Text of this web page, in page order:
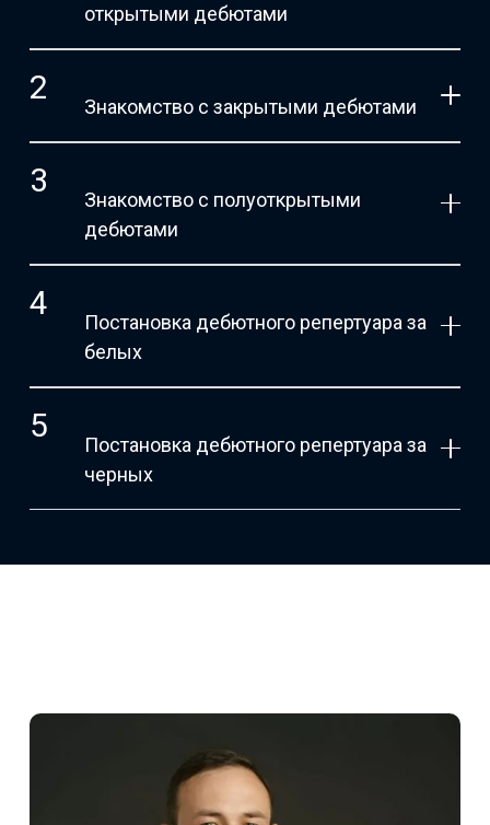
открытыми дебютами
Знакомство с закрытыми дебютами
Знакомство с полуоткрытыми
дебютами
Постановка дебютного репертуара за
белых
Постановка дебютного репертуара за
черных